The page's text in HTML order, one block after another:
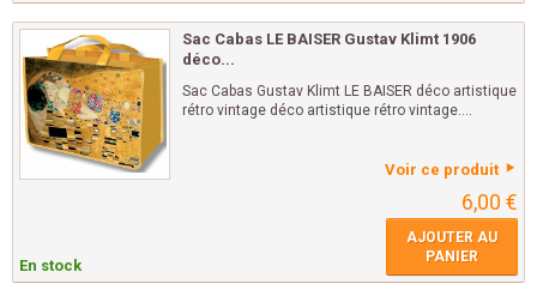
Sac Cabas LE BAISER Gustav Klimt 1906
déco...
Sac Cabas Gustav Klimt LE BAISER déco artistique
rétro vintage déco artistique rétro vintage....
Voir ce produit
6,00 €
En stock
AJOUTER AU
PANIER